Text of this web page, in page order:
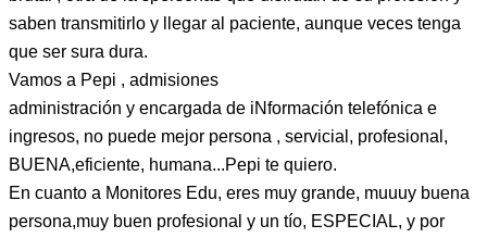
saben transmitirlo y llegar al paciente, aunque veces tenga
que ser sura dura.
Vamos a Pepi , admisiones
administración y encargada de iNformación telefónica e
ingresos, no puede mejor persona , servicial, profesional,
BUENA,eficiente, humana...Pepi te quiero.
En cuanto a Monitores Edu, eres muy grande, muuuy buena
persona,muy buen profesional y un tío, ESPECIAL, y por